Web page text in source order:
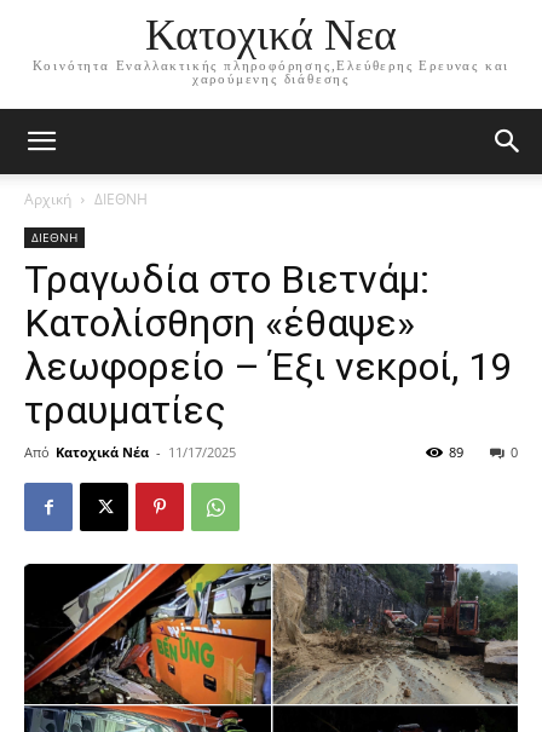
Κατοχικά Νεα
Κοινότητα Εναλλακτικής πληροφόρησης,Ελεύθερης Ερευνας και
χαρούμενης διάθεσης
Αρχική ΔΙΕΘΝΗ
ΔΙΕΘΝΗ
Τραγωδία στο Βιετνάμ:
Κατολίσθηση «έθαψε»
λεωφορείο – Έξι νεκροί, 19
τραυματίες
Από Κατοχικά Νέα - 11/17/2025 0
89